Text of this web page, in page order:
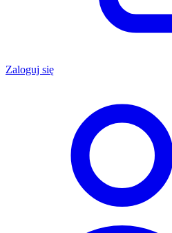
Zaloguj się